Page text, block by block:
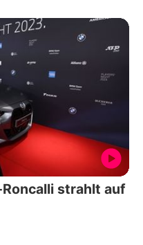
strahlt auf